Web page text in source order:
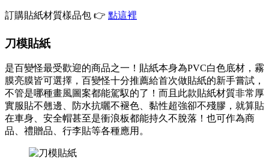
訂購貼紙材質樣品包 👉 點這裡
刀模貼紙
是百變怪最受歡迎的商品之一！貼紙本身為PVC白色底材，霧
膜亮膜皆可選擇，百變怪十分推薦給首次做貼紙的新手嘗試，
不管是哪種畫風圖案都能駕馭的了！而且此款貼紙材質非常厚
實服貼不翹邊、防水抗曬不褪色、黏性超強卻不殘膠，就算貼
在車身、安全帽甚至是衝浪板都能持久不脫落！也可作為商
品、禮贈品、行李貼等各種應用。